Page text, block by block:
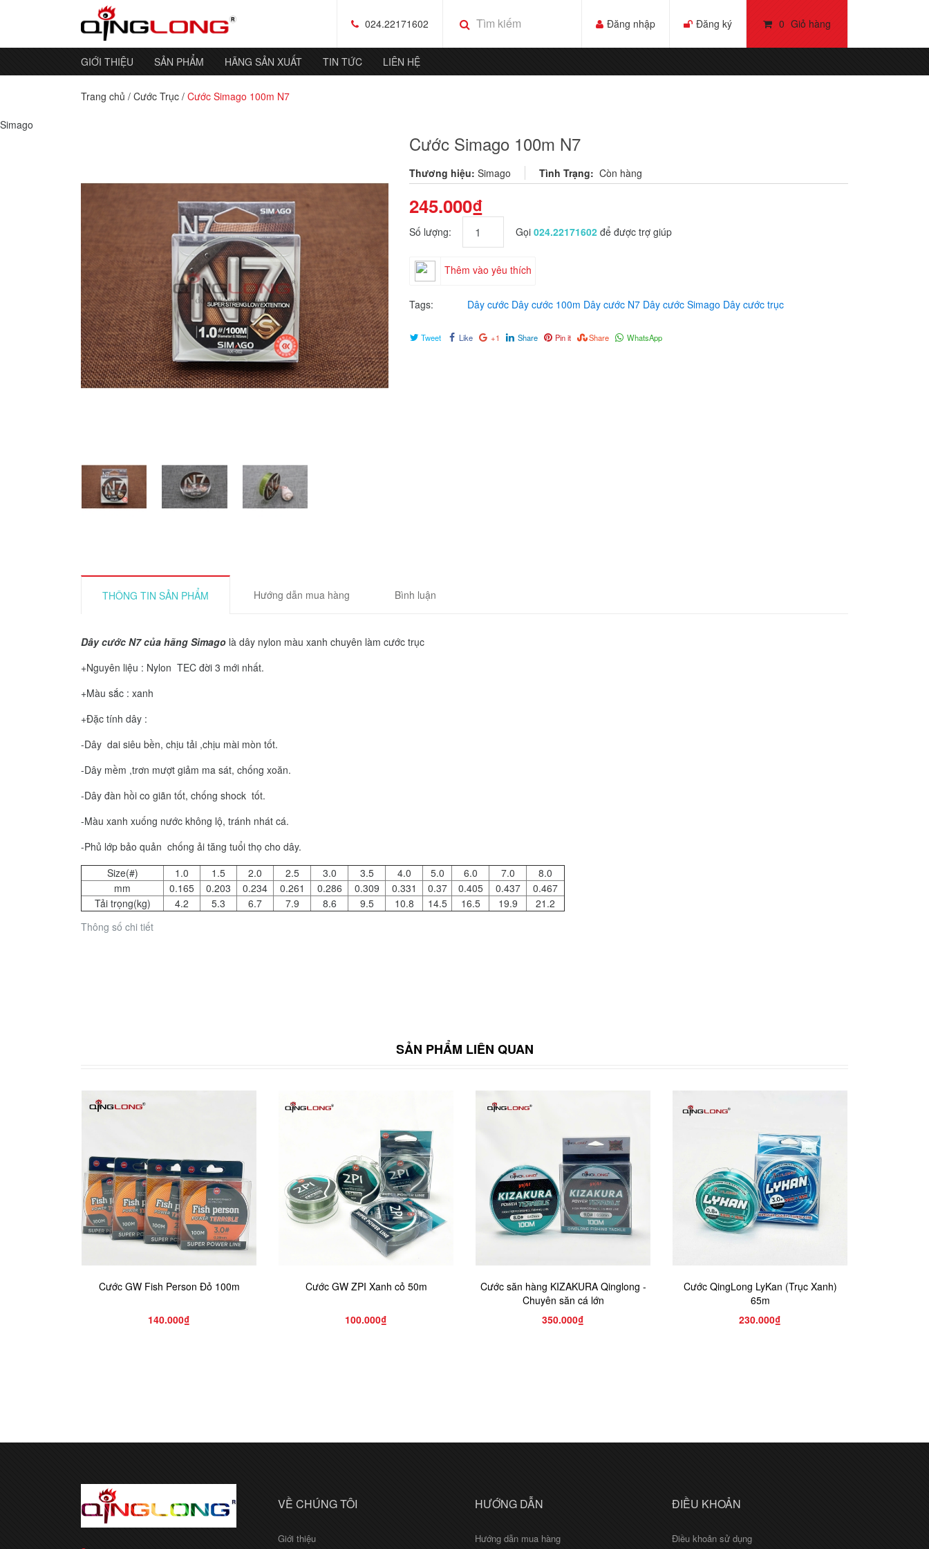
0 Giỏ hàng
024.22171602 Đăng nhập Đăng ký
GIỚI THIỆU SẢN PHẨM HÃNG SẢN XUẤT TIN TỨC LIÊN HỆ
Trang chủ / Cước Trục / Cước Simago 100m N7
Simago
Cước Simago 100m N7
Thương hiệu: Simago Tình Trạng: Còn hàng
245.000₫
Số lượng: Gọi 024.22171602 để được trợ giúp
Thêm vào yêu thích
Tags: Dây cước Dây cước 100m Dây cước N7 Dây cước Simago Dây cước trục
Tweet Like +1 Share Pin it Share WhatsApp
THÔNG TIN SẢN PHẨM Hướng dẫn mua hàng Bình luận
Dây cước N7 của hãng Simago là dây nylon màu xanh chuyên làm cước trục
+Nguyên liệu : Nylon TEC đời 3 mới nhất.
+Màu sắc : xanh
+Đặc tính dây :
-Dây dai siêu bền, chịu tải ,chịu mài mòn tốt.
-Dây mềm ,trơn mượt giảm ma sát, chống xoăn.
-Dây đàn hồi co giãn tốt, chống shock tốt.
-Màu xanh xuống nước không lộ, tránh nhát cá.
-Phủ lớp bảo quản chống ải tăng tuổi thọ cho dây.
Thông số chi tiết
Size(#) 1.0 1.5 2.0 2.5 3.0 3.5 4.0 5.0 6.0 7.0
8.0
mm
0.165 0.203 0.234 0.261 0.286 0.309 0.331 0.37 0.405 0.437
0.467
Tải trọng(kg)
4.2 5.3 6.7 7.9 8.6 9.5 10.8 14.5 16.5 19.9 21.2
SẢN PHẨM LIÊN QUAN
Cước GW Fish Person Đỏ 100m
140.000₫
Cước GW ZPI Xanh cỏ 50m
100.000₫
Cước săn hàng KIZAKURA Qinglong -
Chuyên săn cá lớn
350.000₫
Cước QingLong LyKan (Trục Xanh)
65m
230.000₫
VỀ CHÚNG TÔI
Giới thiệu
HƯỚNG DẪN
Hướng dẫn mua hàng
ĐIỀU KHOẢN
Điều khoản sử dụng